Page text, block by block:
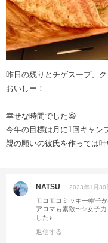
昨日の残りとチゲスープ、
おいしー！
幸せな時間でした😆
今年の目標は月に1回キャン
親の願いの彼氏を作っては
NATSU 2023年1月30
モコモコミッキー帽子
アロマも素敵〜✨女子
した♪
返信する